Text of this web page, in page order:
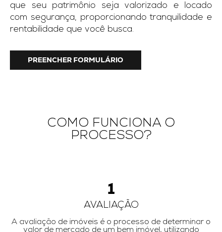
que seu patrimônio seja valorizado e locado
com segurança, proporcionando tranquilidade e
rentabilidade que você busca.
PREENCHER FORMULÁRIO
COMO FUNCIONA O
PROCESSO?
1
AVALIAÇÃO
A avaliação de imóveis é o processo de determinar o
valor de mercado de um bem imóvel, utilizando